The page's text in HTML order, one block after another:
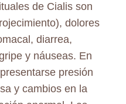
de Cialis son
dolores
diarrea,
y náuseas. En
presión
y cambios en la